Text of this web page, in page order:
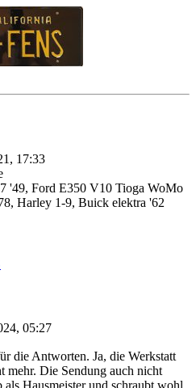
17:33
'49, Ford E350 V10 Tioga WoMo
Harley 1-9, Buick elektra '62
05:27
die Antworten. Ja, die Werkstatt
Die Sendung auch nicht
Hausmeister und schraubt wohl